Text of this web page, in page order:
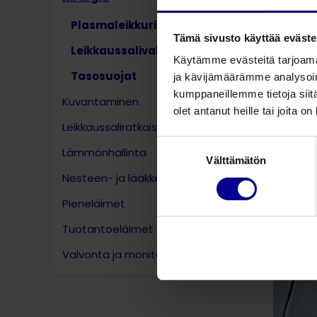
Tämä sivusto käyttää
Käytämme evästeitä
ja kävijämäärämme
kumppaneillemme tietoja
olet antanut heille tai joita
Välttämätön
Plasmaleikkuri
Leikkaussalivalot
Tasosuojat
Kuvantaminen
Leikkaussaliratkaisut
Lämmönhallinta
Nesteen- ja lääkkeenanto
Pieneläimet
Tuotantoeläimet
Valvonta ja monitorointi